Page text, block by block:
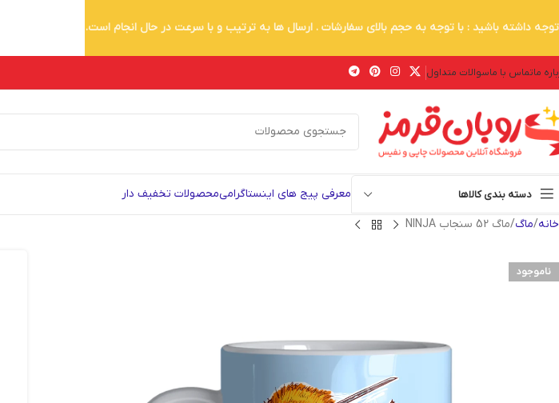
ماتماس با ماسوالات متداول
دسته بندی کالاها معرفی پیج های اینستاگرامیمحصولات تخفیف دار
خانه ماگ ماگ 52 سنجاب NINJA
ناموجود
توجه داشته باشید : با توجه به حجم بالای سفارشات . ارسال ها به ترتیب و با سرعت در حال انجام است.